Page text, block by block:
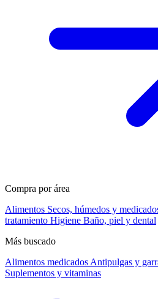
Compra por área
Alimentos Secos, húmedos y
tratamiento Higiene Baño, piel y dental
Más buscado
Alimentos medicados Antipulgas y
Suplementos y vitaminas